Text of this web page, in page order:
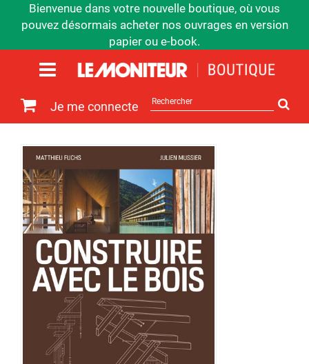
Bienvenue dans votre nouvelle boutique, où vous
pouvez désormais acheter nos ouvrages en version
papier ou e-book.
Je me connecte
sur
le